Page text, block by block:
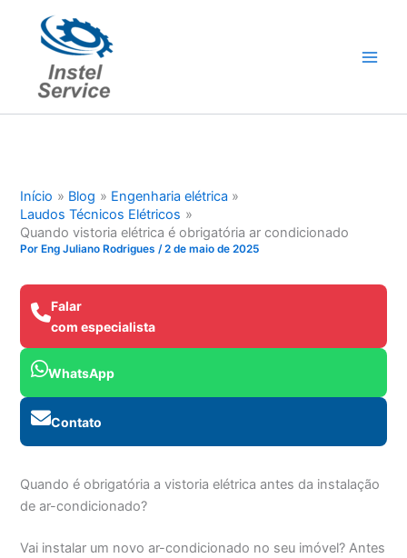
conteúdo
Início Blog
Engenharia elétrica
Laudos Técnicos Elétricos
Quando vistoria elétrica é obrigatória ar condicionado
Por Eng Juliano Rodrigues/2 de maio de 2025
Falar
com especialista
WhatsApp
Contato
Quando é obrigatória a vistoria elétrica antes da instalação
de ar-condicionado?
Vai instalar um novo ar-condicionado no seu imóvel? Antes